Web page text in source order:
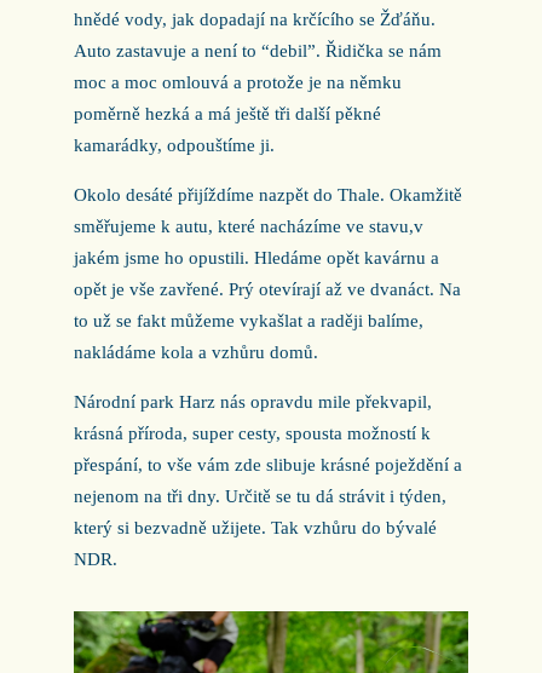
hnědé vody, jak dopadají na krčícího se Žďáňu.
Auto zastavuje a není to “debil”. Řidička se nám
moc a moc omlouvá a protože je na němku
poměrně hezká a má ještě tři další pěkné
kamarádky, odpouštíme ji.
Okolo desáté přijíždíme nazpět do Thale. Okamžitě
směřujeme k autu, které nacházíme ve stavu,v
jakém jsme ho opustili. Hledáme opět kavárnu a
opět je vše zavřené. Prý otevírají až ve dvanáct. Na
to už se fakt můžeme vykašlat a raději balíme,
nakládáme kola a vzhůru domů.
Národní park Harz nás opravdu mile překvapil,
krásná příroda, super cesty, spousta možností k
přespání, to vše vám zde slibuje krásné poježdění a
nejenom na tři dny. Určitě se tu dá strávit i týden,
který si bezvadně užijete. Tak vzhůru do bývalé
NDR.